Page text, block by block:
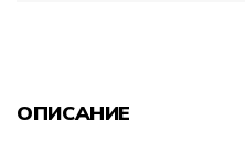
ОПИСАНИЕ